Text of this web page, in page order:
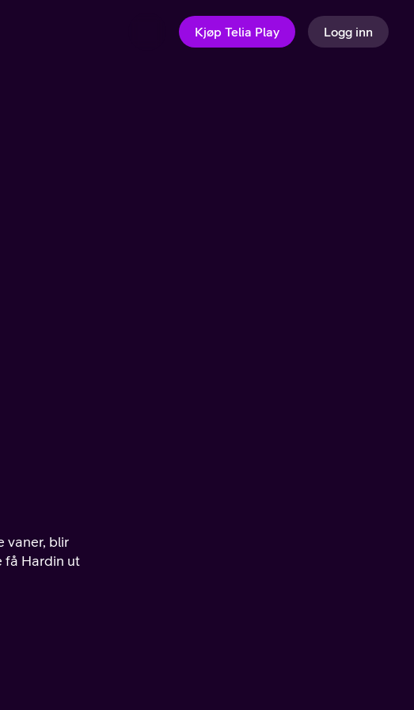
Kjøp Telia Play Logg inn
vaner, blir
få Hardin ut